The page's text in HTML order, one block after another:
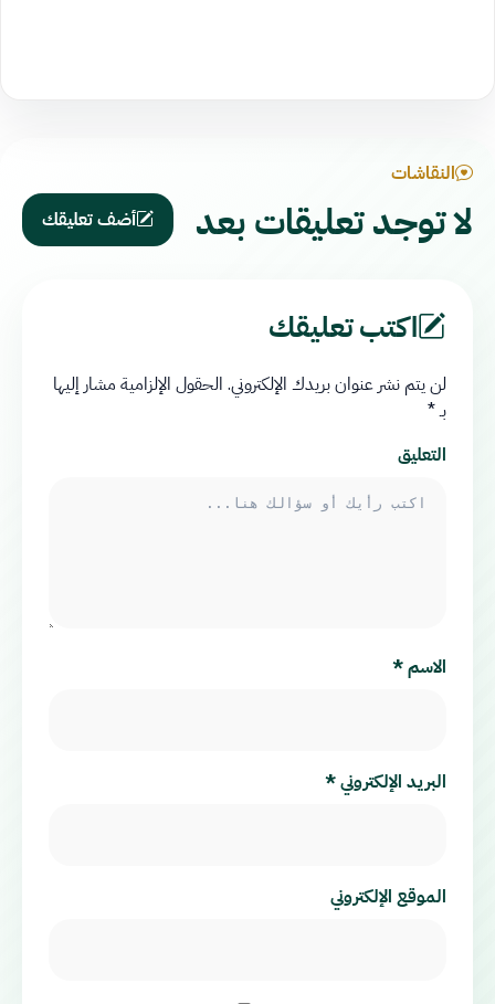
النقاشات
لا توجد تعليقات بعد أضف تعليقك
اكتب تعليقك
لن يتم نشر عنوان بريدك الإلكتروني. الحقول الإلزامية مشار إليها
بـ*
التعليق
الاسم*
البريد الإلكتروني*
الموقع الإلكتروني